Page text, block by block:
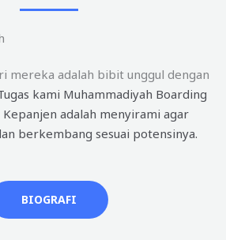
mereka adalah bibit unggul dengan
kami Muhammadiyah Boarding
Kepanjen adalah menyirami agar
berkembang sesuai potensinya.
BIOGRAFI